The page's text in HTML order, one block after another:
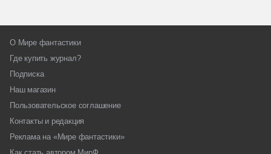
О Мире фантастики
Где купить журнал?
Подписка
Наш магазин
Пользовательское соглашение
Контакты и редакция
Реклама на «Мире фантастики»